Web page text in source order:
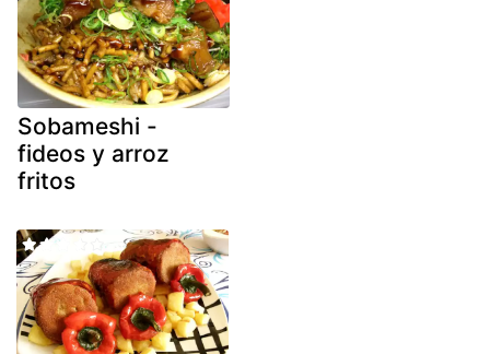
Sobameshi -
fideos y arroz
fritos